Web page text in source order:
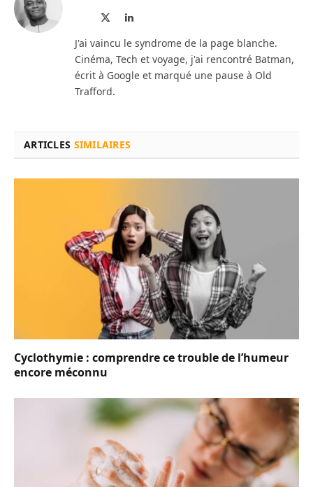
LinkedIn
J'ai vaincu le syndrome de la page blanche.
Cinéma, Tech et voyage, j'ai rencontré Batman,
écrit à Google et marqué une pause à Old
Trafford.
ARTICLES SIMILAIRES
Cyclothymie : comprendre ce trouble de l’humeur
encore méconnu